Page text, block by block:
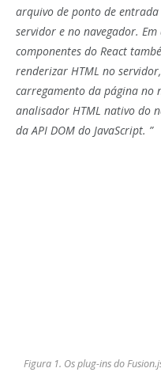
arquivo de ponto de
servidor e no navegador.
componentes do React
renderizar HTML no
carregamento da página no
analisador HTML nativo do
da API DOM do JavaScript. ”
Figura 1. Os plug-ins do